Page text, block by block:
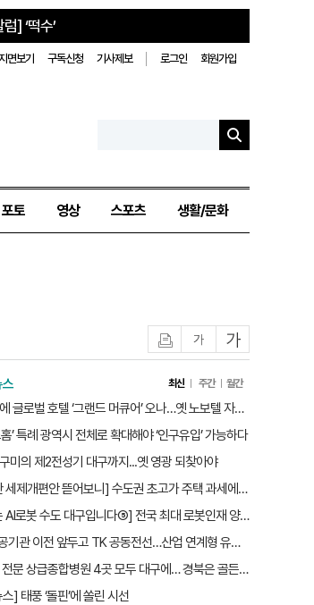
] ‘떡수’
면보기 구독신청 기사제보 로그인 회원가입
포토 영상 스포츠 생활/문화
글자작게글자크게
스 최신 주간 월간
동성로에 글로벌 호텔 ‘그랜드 머큐어’ 오나…옛 노보텔 자리 사무실 개설
’ 특례 광역시 전체로 확대해야 ‘인구유입’ 가능하다
미의 제2전성기 대구까지...옛 영광 되찾아야
[부동산 세제개편안 뜯어보니] 수도권 초고가 주택 과세에만 초점…침체된 지방 부동산 대책은 없다
[여기는 AI로봇 수도 대구입니다⑤] 전국 최대 로봇인재 양성소…“대구산업 맞춤형 교육과정 만들자”
2차 공공기관 이전 앞두고 TK 공동전선…산업 연계형 유치 승부수
뇌졸중 전문 상급종합병원 4곳 모두 대구에… 경북은 골든타임 사각지대
] 태풍 ‘돌핀’에 쏠린 시선